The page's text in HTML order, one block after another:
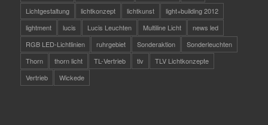
Lichtgestaltung
lichtkonzept lichtkunst
light+building 2012
lightment
lucis Lucis Leuchten Multiline Licht
news led
RGB LED-Lichtlinien
ruhrgebiet Sonderaktion
Sonderleuchten
Thorn
thorn licht TL-Vertrieb tlv
TLV Lichtkonzepte
Vertrieb
Wickede